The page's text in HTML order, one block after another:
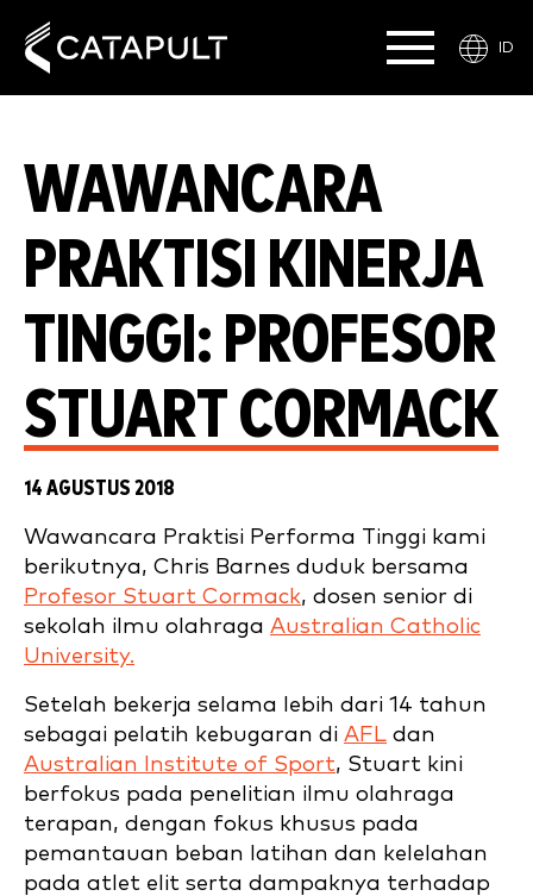
ID
WAWANCARA
PRAKTISI KINERJA
TINGGI: PROFESOR
STUART CORMACK
14 AGUSTUS 2018
Wawancara Praktisi Performa Tinggi kami
berikutnya, Chris Barnes duduk bersama
Profesor Stuart Cormack, dosen senior di
sekolah ilmu olahraga Australian Catholic
University.
Setelah bekerja selama lebih dari 14 tahun
sebagai pelatih kebugaran di AFL dan
Australian Institute of Sport, Stuart kini
berfokus pada penelitian ilmu olahraga
terapan, dengan fokus khusus pada
pemantauan beban latihan dan kelelahan
pada atlet elit serta dampaknya terhadap